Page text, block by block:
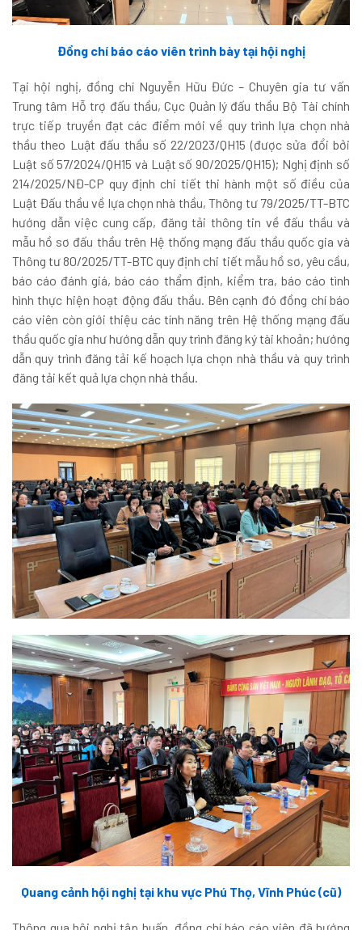
Đồng chí báo cáo viên trình bày tại hội nghị
Tại hội nghị, đồng chí Nguyễn Hữu Đức – Chuyên gia tư vấn
Trung tâm Hỗ trợ đấu thầu, Cục Quản lý đấu thầu Bộ Tài chính
trực tiếp truyền đạt các điểm mới về quy trình lựa chọn nhà
thầu theo Luật đấu thầu số 22/2023/QH15 (được sửa đổi bởi
Luật số 57/2024/QH15 và Luật số 90/2025/QH15); Nghị định số
214/2025/NĐ-CP quy định chi tiết thi hành một số điều của
Luật Đấu thầu về lựa chọn nhà thầu, Thông tư 79/2025/TT-BTC
hướng dẫn việc cung cấp, đăng tải thông tin về đấu thầu và
mẫu hồ sơ đấu thầu trên Hệ thống mạng đấu thầu quốc gia và
Thông tư 80/2025/TT-BTC quy định chi tiết mẫu hồ sơ, yêu cầu,
báo cáo đánh giá, báo cáo thẩm định, kiểm tra, báo cáo tình
hình thực hiện hoạt động đấu thầu. Bên cạnh đó đồng chí báo
cáo viên còn giới thiệu các tính năng trên Hệ thống mạng đấu
thầu quốc gia như hướng dẫn quy trình đăng ký tài khoản; hướng
dẫn quy trình đăng tải kế hoạch lựa chọn nhà thầu và quy trình
đăng tải kết quả lựa chọn nhà thầu.
Quang cảnh hội nghị tại khu vực Phú Thọ, Vĩnh Phúc (cũ)